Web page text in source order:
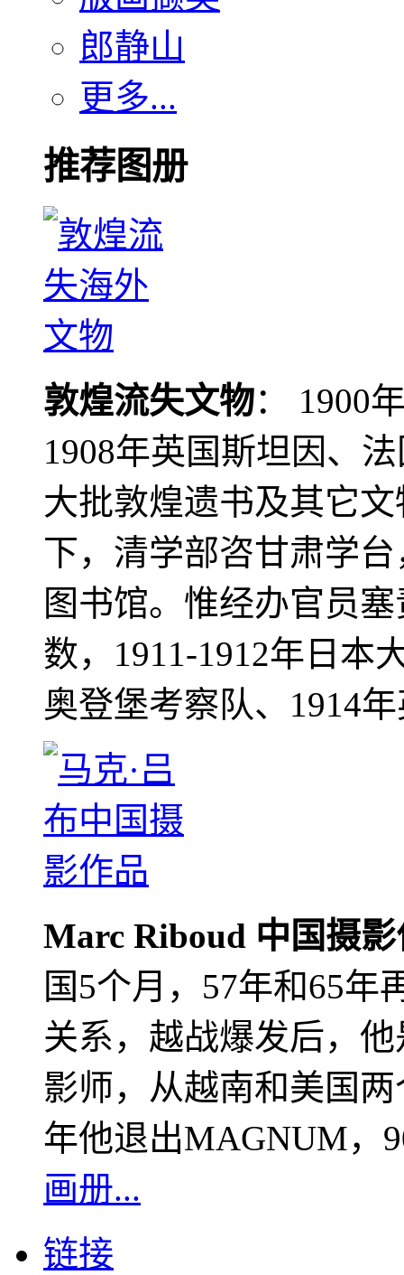
郎静山
更多...
推荐图册
敦煌流失文物： 1900
1908年英国斯坦因、
大批敦煌遗书及其它
下，清学部咨甘肃学
图书馆。惟经办官员
数，1911-1912年日本
奥登堡考察队、1914
Marc Riboud 中国摄
国5个月，57年和65年
关系，越战爆发后，
影师，从越南和美国
年他退出MAGNUM，
画册...
链接